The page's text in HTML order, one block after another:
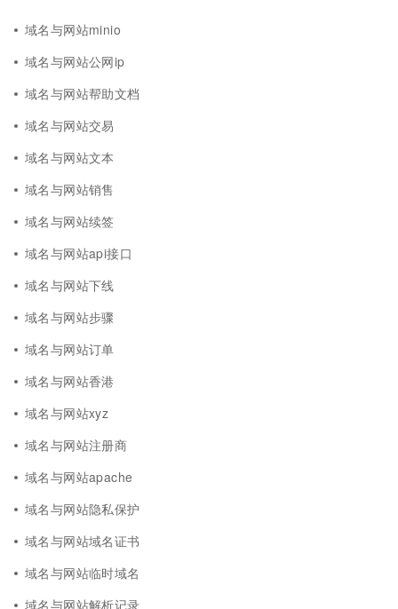
域名与网站minio
域名与网站公网ip
域名与网站帮助文档
域名与网站交易
域名与网站文本
域名与网站销售
域名与网站续签
域名与网站api接口
域名与网站下线
域名与网站步骤
域名与网站订单
域名与网站香港
域名与网站xyz
域名与网站注册商
域名与网站apache
域名与网站隐私保护
域名与网站域名证书
域名与网站临时域名
域名与网站解析记录